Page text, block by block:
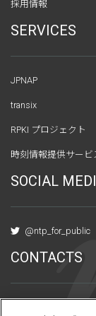
採用情報
SERVICES
JPNAP
transix
RPKI プロジェクト
時刻情報提供サービ
SOCIAL
@ntp_for_public
CONTACTS